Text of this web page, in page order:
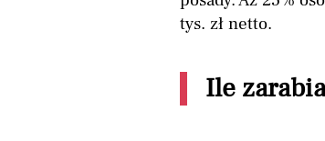
tys. zł netto.
Ile